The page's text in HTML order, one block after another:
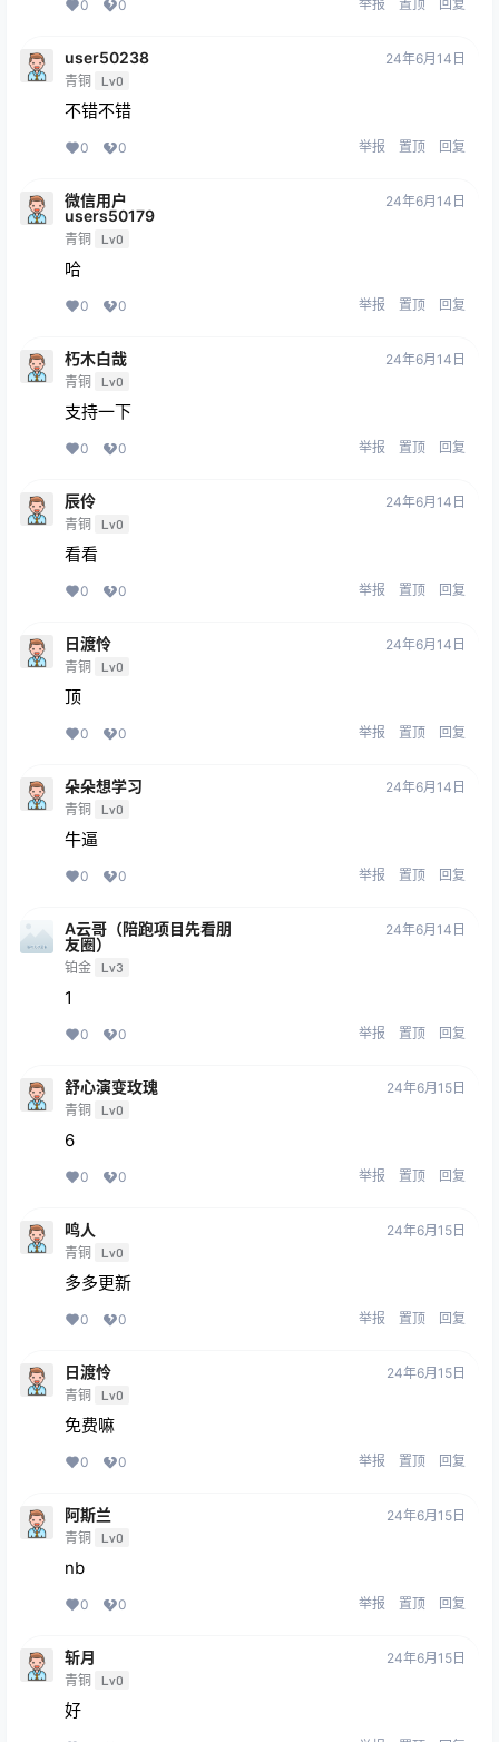
0 0 举报 置顶 回复
user50238
青铜 Lv0
24年6月14日
不错不错
0 0 举报 置顶 回复
微信用户
users50179
青铜 Lv0
24年6月14日
哈
0 0 举报 置顶 回复
朽木白哉
青铜 Lv0
24年6月14日
支持一下
0 0 举报 置顶 回复
辰伶
青铜 Lv0
24年6月14日
看看
0 0 举报 置顶 回复
日渡怜
青铜 Lv0
24年6月14日
顶
0 0 举报 置顶 回复
朵朵想学习
青铜 Lv0
24年6月14日
牛逼
0 0 举报 置顶 回复
A云哥（陪跑项目先看朋
友圈）
铂金 Lv3
24年6月14日
1
0 0 举报 置顶 回复
舒心演变玫瑰
青铜 Lv0
24年6月15日
6
0 0 举报 置顶 回复
鸣人
青铜 Lv0
24年6月15日
多多更新
0 0 举报 置顶 回复
日渡怜
青铜 Lv0
24年6月15日
免费嘛
0 0 举报 置顶 回复
阿斯兰
青铜 Lv0
24年6月15日
nb
0 0 举报 置顶 回复
斩月
青铜 Lv0
24年6月15日
好